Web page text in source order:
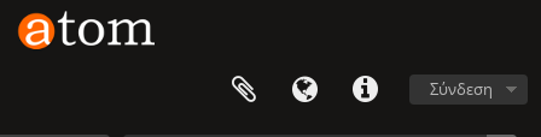
Σύνδεση